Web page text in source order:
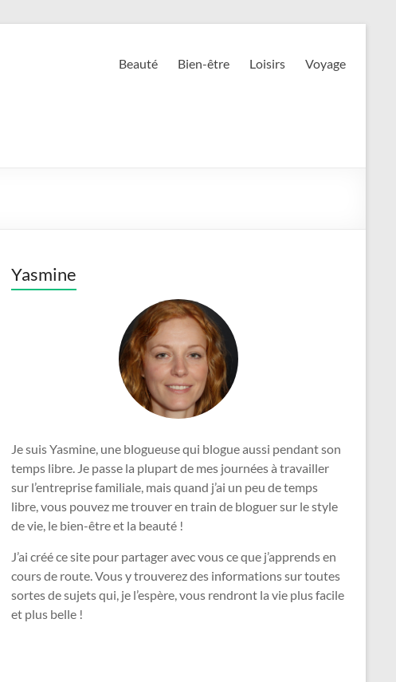
Beauté Bien-être Loisirs Voyage
Yasmine
Je suis Yasmine, une blogueuse qui blogue aussi pendant son
temps libre. Je passe la plupart de mes journées à travailler
sur l’entreprise familiale, mais quand j’ai un peu de temps
libre, vous pouvez me trouver en train de bloguer sur le style
de vie, le bien-être et la beauté !
J’ai créé ce site pour partager avec vous ce que j’apprends en
cours de route. Vous y trouverez des informations sur toutes
sortes de sujets qui, je l’espère, vous rendront la vie plus facile
et plus belle !